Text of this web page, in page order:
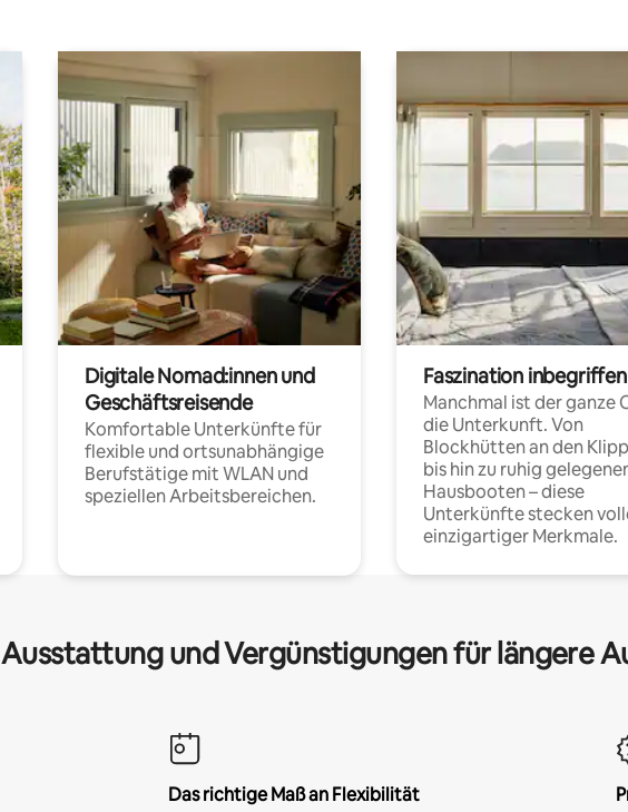
Digitale Nomad:innen und
Geschäftsreisende
Komfortable Unterkünfte für
flexible und ortsunabhängige
Berufstätige mit WLAN und
speziellen Arbeitsbereichen.
Faszination inbegriffen
Manchmal ist der ganze
die Unterkunft. Von
Blockhütten an den
bis hin zu ruhig
Hausbooten – diese
Unterkünfte stecken
einzigartiger Merkmale.
Ausstattung und Vergünstigungen für längere
Das richtige Maß an Flexibilität